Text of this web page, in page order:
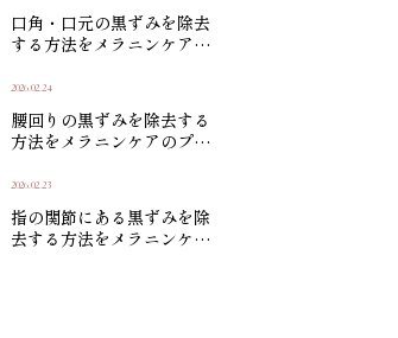
口角・口元の黒ずみを除去
する方法をメラニンケアの
2026.02.24
腰回りの黒ずみを除去する
方法をメラニンケアのプロ
2026.02.23
指の関節にある黒ずみを除
去する方法をメラニンケア